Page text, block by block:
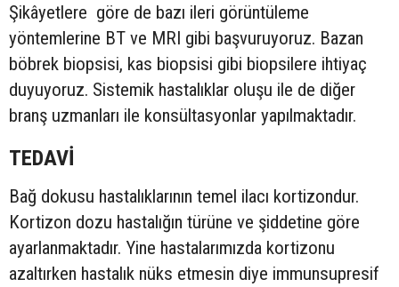
Şikâyetlere göre de bazı ileri görüntüleme
yöntemlerine BT ve MRI gibi başvuruyoruz. Bazan
böbrek biopsisi, kas biopsisi gibi biopsilere ihtiyaç
duyuyoruz. Sistemik hastalıklar oluşu ile de diğer
branş uzmanları ile konsültasyonlar yapılmaktadır.
TEDAVİ
Bağ dokusu hastalıklarının temel ilacı kortizondur.
Kortizon dozu hastalığın türüne ve şiddetine göre
ayarlanmaktadır. Yine hastalarımızda kortizonu
azaltırken hastalık nüks etmesin diye immunsupresif